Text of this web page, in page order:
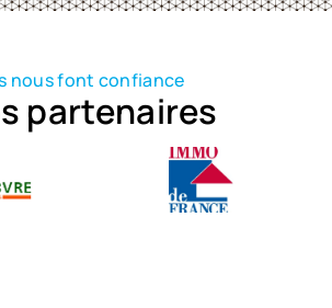
nous font confiance
partenaires